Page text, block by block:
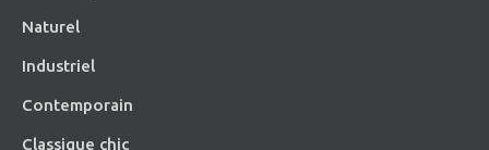
Naturel
Industriel
Contemporain
Classique chic